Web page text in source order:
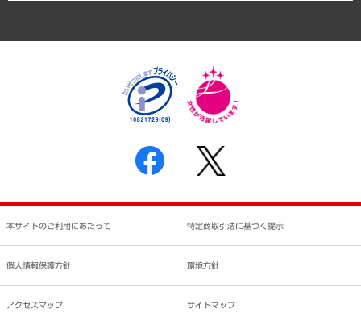
個人情報保護方針
反社会的勢力に対する基本方針
書面による個人情報の開示等の請求の手続きについて
本サイトのご利用にあたって 特定商取引法に基づく提示
個人情報保護方針 環境方針
アクセスマップ サイトマップ